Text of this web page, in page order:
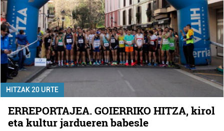
HITZAK 20 URTE
ERREPORTAJEA. GOIERRIKO HITZA, kirol
eta kultur jardueren babesle